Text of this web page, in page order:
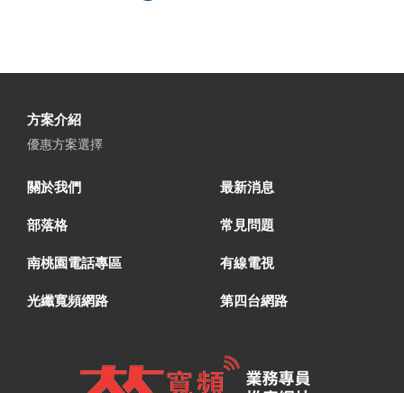
方案介紹
優惠方案選擇
關於我們 最新消息
部落格 常見問題
南桃園電話專區 有線電視
光纖寬頻網路 第四台網路